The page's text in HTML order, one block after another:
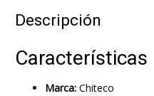
Descripción
Características
Marca:Chiteco